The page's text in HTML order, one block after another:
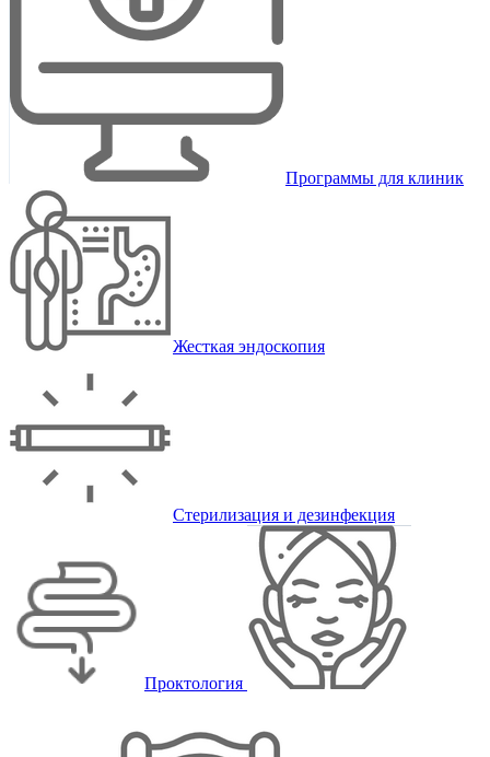
Программы для клиник
Жесткая эндоскопия
Стерилизация и дезинфекция
Проктология